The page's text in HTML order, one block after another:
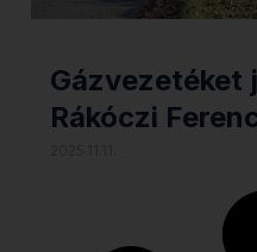
Gázvezetéket
Rákóczi